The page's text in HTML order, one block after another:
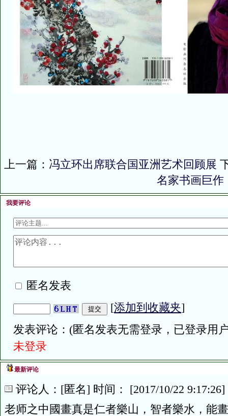
上一篇： 冯立环出席联合国亚洲艺术回顾展
名家书画巨作
我要评论
匿名发表
[添加到收藏夹]
发表评论：(匿名发表无需登录，已登录用
未登录
最新评论
评论人：[匿名] 时间： [2017/10/22 9:17:26]
老师之中國畫真是仁者樂山，智者樂水，能